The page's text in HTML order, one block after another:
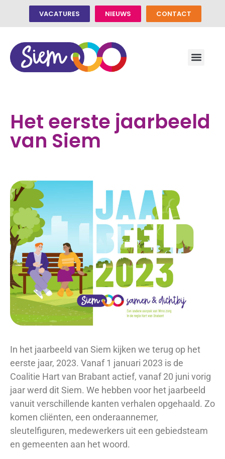
VACATURES NIEUWS CONTACT
Het eerste jaarbeeld
van Siem
In het jaarbeeld van Siem kijken we terug op het
eerste jaar, 2023. Vanaf 1 januari 2023 is de
Coalitie Hart van Brabant actief, vanaf 20 juni vorig
jaar werd dit Siem. We hebben voor het jaarbeeld
vanuit verschillende kanten verhalen opgehaald. Zo
komen cliënten, een onderaannemer,
sleutelfiguren, medewerkers uit een gebiedsteam
en gemeenten aan het woord.